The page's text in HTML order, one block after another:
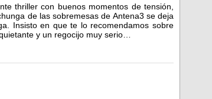
thriller con buenos momentos de tensión,
de las sobremesas de Antena3 se deja
Insisto en que te lo recomendamos sobre
y un regocijo muy serio…